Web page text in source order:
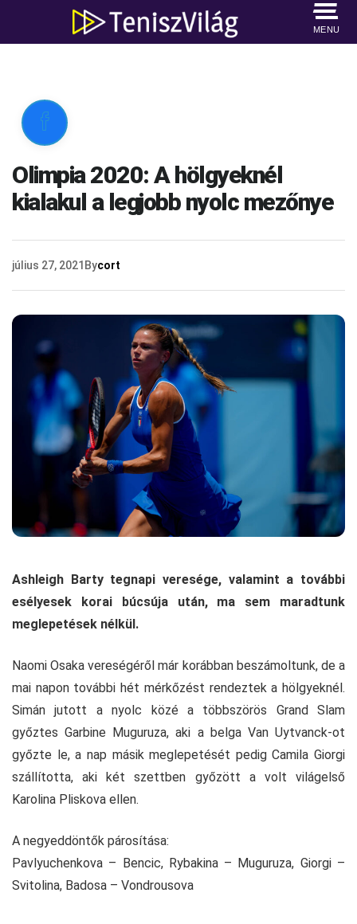
MENU

Olimpia 2020: A hölgyeknél
kialakul a legjobb nyolc mezőnye
július 27, 2021 Bycort
Ashleigh Barty tegnapi veresége, valamint a további
esélyesek korai búcsúja után, ma sem maradtunk
meglepetések nélkül.
Naomi Osaka vereségéről már korábban beszámoltunk, de a
mai napon további hét mérkőzést rendeztek a hölgyeknél.
Simán jutott a nyolc közé a többszörös Grand Slam
győztes Garbine Muguruza, aki a belga Van Uytvanck-ot
győzte le, a nap másik meglepetését pedig Camila Giorgi
szállította, aki két szettben győzött a volt világelső
Karolina Pliskova ellen.
A negyeddöntők párosítása:
Pavlyuchenkova – Bencic, Rybakina – Muguruza, Giorgi –
Svitolina, Badosa – Vondrousova